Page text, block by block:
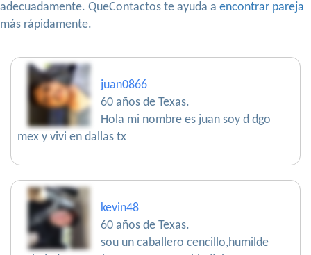
adecuadamente. QueContactos te ayuda a encontrar pareja
más rápidamente.
juan0866
60 años de Texas.
Hola mi nombre es juan soy d dgo
mex y vivi en dallas tx
kevin48
60 años de Texas.
sou un caballero cencillo,humilde